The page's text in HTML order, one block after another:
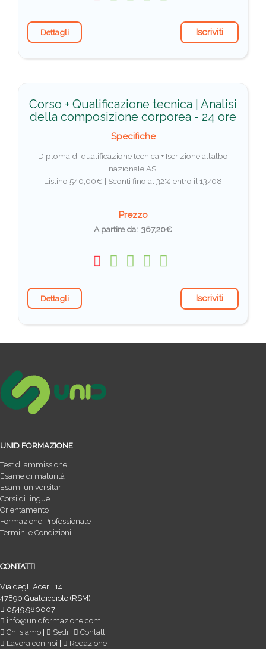
Dettagli Iscriviti
Corso + Qualificazione tecnica | Analisi
della composizione corporea - 24 ore
Specifiche
Diploma di qualificazione tecnica + Iscrizione all’albo
nazionale ASI
Listino 540,00€ | Sconti fino al 32% entro il 13/08
Prezzo
A partire da: 367,20€
Dettagli Iscriviti
UNID FORMAZIONE
Test di ammissione
Esame di maturità
Esami universitari
Corsi di lingue
Orientamento
Formazione Professionale
Termini e Condizioni
CONTATTI
Via degli Aceri, 14
47890 Gualdicciolo (RSM)
0549.980007
info@unidformazione.com
Chi siamo
Sedi
Contatti
Lavora con noi
Redazione